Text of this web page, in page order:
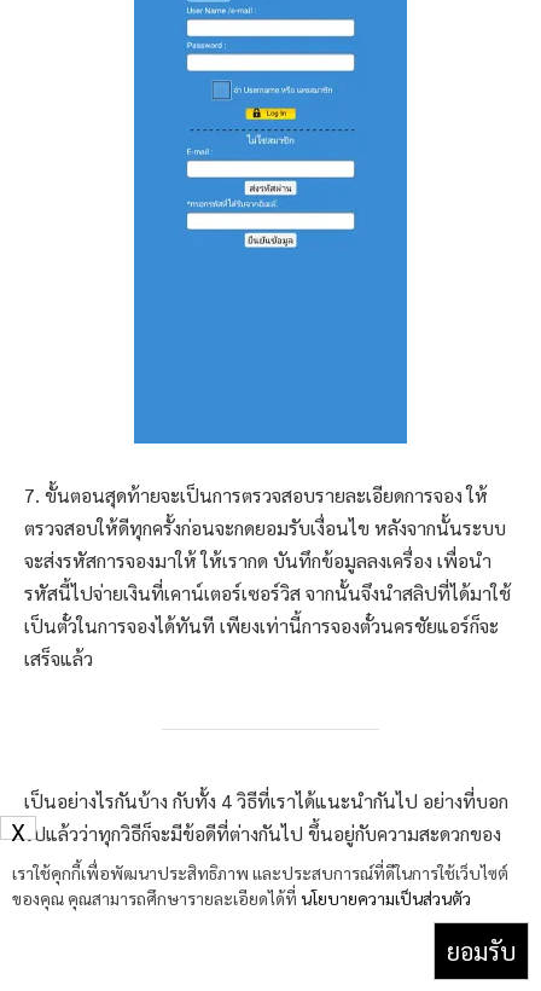
7. ขั้นตอนสุดท้ายจะเป็นการตรวจสอบรายละเอียดการจอง ให้
ตรวจสอบให้ดีทุกครั้งก่อนจะกดยอมรับเงื่อนไข หลังจากนั้นระบบ
จะส่งรหัสการจองมาให้ ให้เรากด บันทึกข้อมูลลงเครื่อง เพื่อนำ
รหัสนี้ไปจ่ายเงินที่เคาน์เตอร์เซอร์วิส จากนั้นจึงนำสลิปที่ได้มาใช้
เป็นตั๋วในการจองได้ทันที เพียงเท่านี้การจองตั๋วนครชัยแอร์ก็จะ
เสร็จแล้ว
เป็นอย่างไรกันบ้าง กับทั้ง 4 วิธีที่เราได้แนะนำกันไป อย่างที่บอก
ไปแล้วว่าทุกวิธีก็จะมีข้อดีที่ต่างกันไป ขึ้นอยู่กับความสะดวกของ
แต่ละคน รวมไปถึงช่องทางการชำระเงิน ถ้าใครอยากได้การชำระ
ที่ไวที่สุด และมีความแน่นอนที่สุด ก็ควรไปจองผ่านเคาน์เตอร์
เซอร์วิสโดยตรงกับ 7/11 หรือจองผ่านเว็บไซต์และชำระด้วยบัตร
เครดิตไปเลย แต่ถ้าใครที่ต้องการจองแบบง่ายๆ ไม่ต้องทำหลาย
เราใช้คุกกี้เพื่อพัฒนาประสิทธิภาพ และประสบการณ์ที่ดีในการใช้เว็บไซต์
ของคุณ คุณสามารถศึกษารายละเอียดได้ที่ นโยบายความเป็นส่วนตัว
ยอมรับ
X